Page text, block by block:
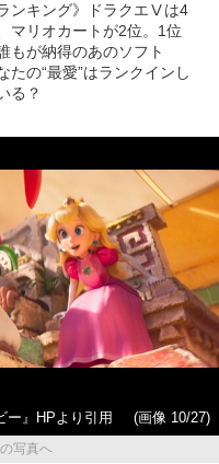
ンキング》ドラクエⅤは4
マリオカートが2位。1位
もが納得のあのソフト
たの“最愛”はランクインし
る？
ー』HPより引用
(画像 10/27)
写真へ